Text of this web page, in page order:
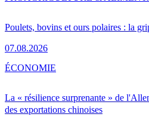
Poulets, bovins et ours polaires : la
07.08.2026
La « résilience surprenante » de
des exportations chinoises
ÉCONOMIE